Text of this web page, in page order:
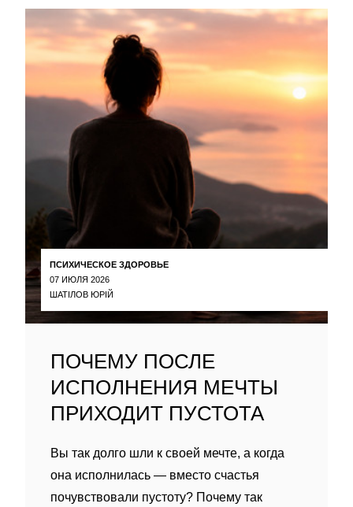
ПСИХИЧЕСКОЕ ЗДОРОВЬЕ
07 ИЮЛЯ 2026
ШАТІЛОВ ЮРІЙ
ПОЧЕМУ ПОСЛЕ
ИСПОЛНЕНИЯ МЕЧТЫ
ПРИХОДИТ ПУСТОТА
Вы так долго шли к своей мечте, а когда
она исполнилась — вместо счастья
почувствовали пустоту? Почему так